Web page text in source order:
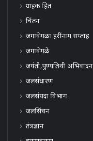
ग्राहक हित
चिंतन
जगावेगळा हरींनाम सप्ताह
जगावेगळे
जयंती,पुण्यतिथी अभिवादन
जलसंधारण
जलसंपदा विभाग
जलसिंचन
तंत्रज्ञान